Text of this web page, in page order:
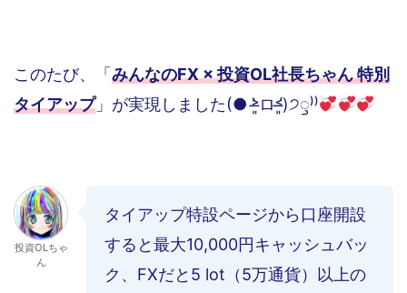
このたび、「 みんなのFX × 投資OL社長ちゃん 特別
タイアップ」が実現しました(● ˃̶͈̀ロ˂̶͈́)੭ꠥ⁾⁾
投資OLちゃ
ん
タイアップ特設ページから口座開設
すると最大10,000円キャッシュバッ
ク、FXだと5 lot（5万通貨）以上の